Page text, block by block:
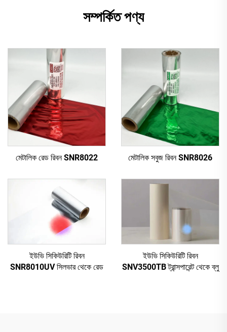
সম্পর্কিত পণ্য
মেটালিক রেড রিবন SNR8022 মেটালিক সবুজ রিবন SNR8026
ইউভি সিকিউরিটি রিবন
SNR8010UV সিলভার থেকে রেড
ইউভি সিকিউরিটি রিবন
SNV3500TB ট্রান্সপারেন্ট থেকে ব্লু